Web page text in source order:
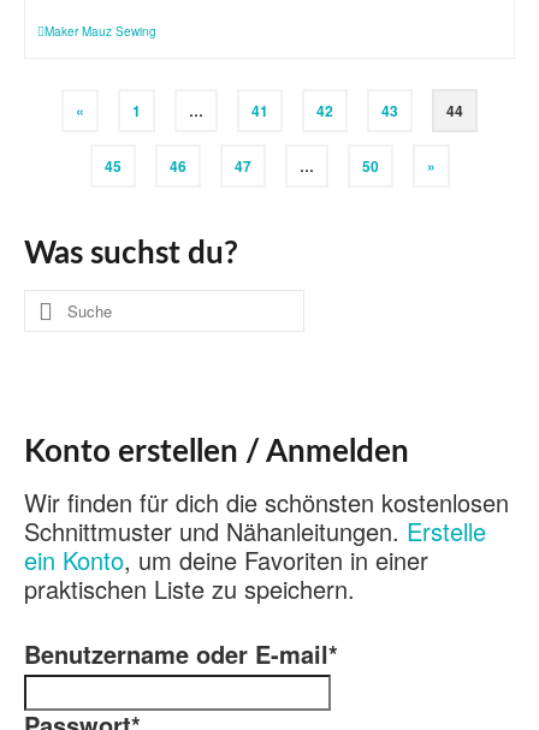
Maker Mauz Sewing
« 1 … 41 42 43 44
45 46 47 … 50 »
Was suchst du?
Suche
nach:
Konto erstellen / Anmelden
Wir finden für dich die schönsten kostenlosen
Schnittmuster und Nähanleitungen. Erstelle
ein Konto, um deine Favoriten in einer
praktischen Liste zu speichern.
Benutzername oder E-mail*